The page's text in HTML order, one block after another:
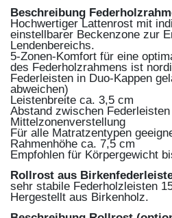
Beschreibung
Hochwertiger Lattenrost mit
einstellbarer Beckenzone zur
Lendenbereichs.
5-Zonen-Komfort für eine
des Federholzrahmens ist
Federleisten in Duo-Kappen
abweichen)
Leistenbreite ca. 3,5 cm
Abstand zwischen
Mittelzonenverstellung
Für alle Matratzentypen
Rahmenhöhe ca. 7,5 cm
Empfohlen für Körpergewicht
Rollrost aus
sehr stabile Federholzleisten
Hergestellt aus Birkenholz.